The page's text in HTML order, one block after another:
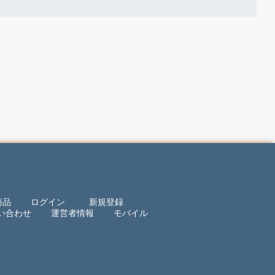
品 ログイン
新規登録
合わせ
運営者情報 モバイル